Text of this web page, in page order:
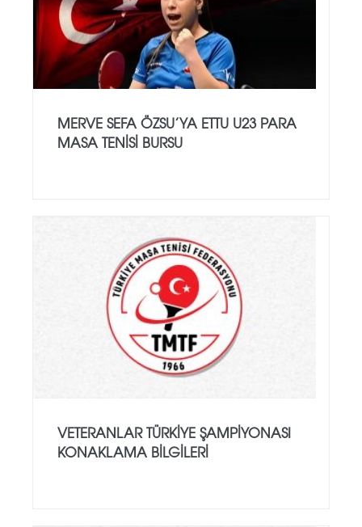
MERVE SEFA ÖZSU’YA ETTU U23 PARA
MASA TENISI BURSU
VETERANLAR TÜRKIYE ŞAMPIYONASI
KONAKLAMA BILGILERI